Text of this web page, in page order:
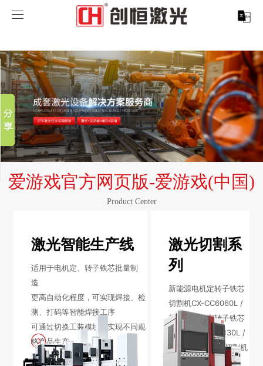
爱游戏官方网页版
爱游戏官方网页版-爱游戏(中国)
激光打标系列
光纤激光打标机
紫外线激光打标机
CX-3D系列激光打标机
激光切割系列
精密激光切割机
激光焊接系列
电机定转子铁芯单工位激光焊接机
创恒激光双头双工位铁芯激光焊接机
新能源电机定转子铁芯激光焊接机
创恒激光阀芯焊接工作站
新能源电机转子铁芯自动检测压铆产线
创恒激光清洗机
激光加工服务
电机定转子铁芯快速打样加工服务
案例展示
行业解决方案
汽车行业激光智能解决方案
厨具五金行业
包装赋码及标机
客户案例
服务支持
关于创恒
加入创恒
展会活动
底部导航
爱游戏官方网页版-爱游戏(中国)
Product Center
激光智能生产线
适用于电机定、转子铁芯批量制
造
更高自动化程度，可实现焊接、检
测、打码等智能焊接工序
可通过切换工装模块，实现不同规
格产品生产
激光切割系
列
新能源电机定转子铁芯
切割机CX-CC6060L /
新能源电机定转子铁芯
切割机CX-CC13130L /
CX-CC3015激光切割机
分享到
新浪微博
微信
百度贴吧
豆瓣
QQ好友